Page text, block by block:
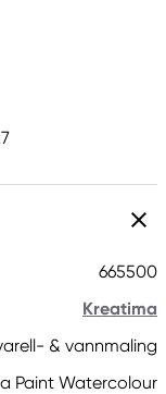
665500
Kreatima
& vannmaling
Paint Watercolour